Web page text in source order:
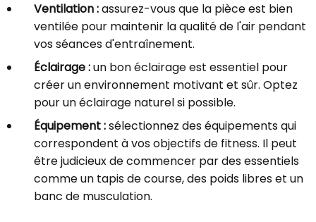
Ventilation :assurez-vous que la pièce est bien
ventilée pour maintenir la qualité de l'air pendant
vos séances d'entraînement.
Éclairage :un bon éclairage est essentiel pour
créer un environnement motivant et sûr. Optez
pour un éclairage naturel si possible.
Équipement :sélectionnez des équipements qui
correspondent à vos objectifs de fitness. Il peut
être judicieux de commencer par des essentiels
comme un tapis de course, des poids libres et un
banc de musculation.